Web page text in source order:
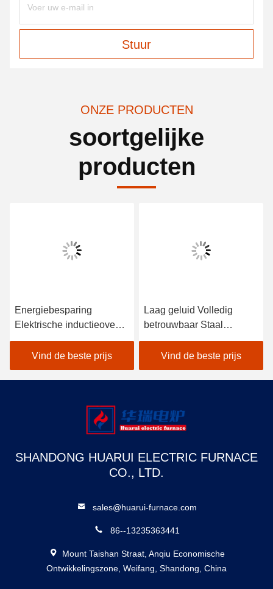
Stuur
ONZE PRODUCTEN
soortgelijke
producten
Energiebesparing
Elektrische inductieoven
Smeltstaal Lage
onderhoud
Vind de beste prijs
Laag geluid Volledig
betrouwbaar Staal
smeltoven Hoge
duurzaamheid
Vind de beste prijs
SHANDONG HUARUI ELECTRIC FURNACE
CO., LTD.
sales@huarui-furnace.com
86--13235363441
Mount Taishan Straat, Anqiu Economische
Ontwikkelingszone, Weifang, Shandong, China